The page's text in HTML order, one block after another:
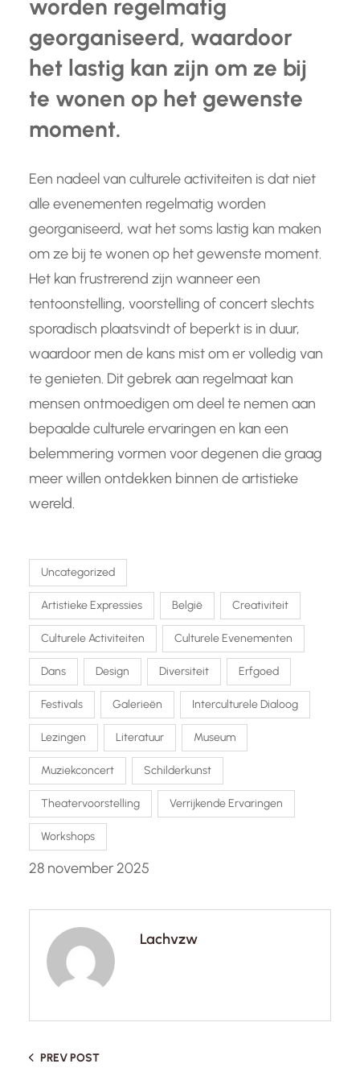
worden regelmatig
georganiseerd, waardoor
het lastig kan zijn om ze bij
te wonen op het gewenste
moment.
Een nadeel van culturele activiteiten is dat niet
alle evenementen regelmatig worden
georganiseerd, wat het soms lastig kan maken
om ze bij te wonen op het gewenste moment.
Het kan frustrerend zijn wanneer een
tentoonstelling, voorstelling of concert slechts
sporadisch plaatsvindt of beperkt is in duur,
waardoor men de kans mist om er volledig van
te genieten. Dit gebrek aan regelmaat kan
mensen ontmoedigen om deel te nemen aan
bepaalde culturele ervaringen en kan een
belemmering vormen voor degenen die graag
meer willen ontdekken binnen de artistieke
wereld.
Uncategorized
Artistieke Expressies België Creativiteit
Culturele Activiteiten Culturele Evenementen
Dans Design Diversiteit Erfgoed
Festivals Galerieën Interculturele Dialoog
Lezingen Literatuur Museum
Muziekconcert Schilderkunst
Theatervoorstelling Verrijkende Ervaringen
Workshops
28 november 2025
Lachvzw
PREV POST